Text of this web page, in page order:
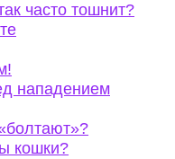
часто тошнит?
нападением
кошки?